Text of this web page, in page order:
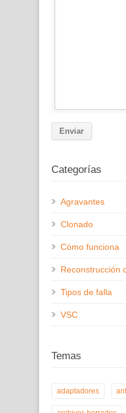
Categorías
Agravantes
Clonado
Cómo funciona
Reconstrucción
Tipos de falla
VSC
Temas
adaptadores